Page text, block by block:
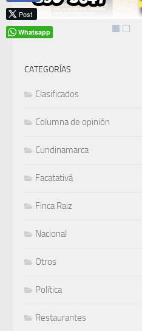
CATEGORÍAS
Clasificados
Columna de opinión
Cundinamarca
Facatativá
Finca Raiz
Nacional
Otros
Política
Restaurantes
Post
Whatsapp